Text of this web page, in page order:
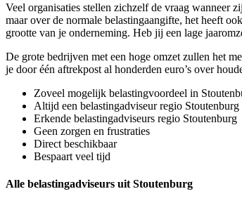
Veel organisaties stellen zichzelf de vraag wanneer
maar over de normale belastingaangifte, het heeft
grootte van je onderneming. Heb jij een lage
De grote bedrijven met een hoge omzet zullen het
je door één aftrekpost al honderden euro’s over
Zoveel mogelijk belastingvoordeel in
Altijd een belastingadviseur regio Stoutenburg
Erkende belastingadviseurs regio Stoutenburg
Geen zorgen en frustraties
Direct beschikbaar
Bespaart veel tijd
Alle belastingadviseurs uit Stoutenburg